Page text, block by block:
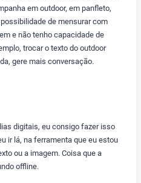
em outdoor, em panfleto,
de mensurar com
e não tenho capacidade de
trocar o texto do outdoor
gere mais conversação.
digitais, eu consigo fazer isso
ir lá, na ferramenta que eu estou
ou a imagem. Coisa que a
offline.